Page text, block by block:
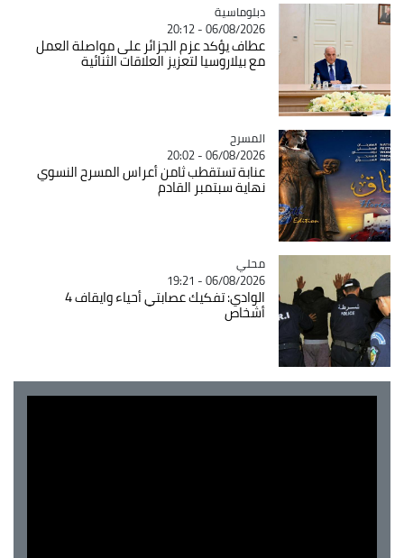
Catégorie
دبلوماسية
06/08/2026 - 20:12
عطاف يؤكد عزم الجزائر على مواصلة العمل
مع بيلاروسيا لتعزيز العلاقات الثنائية
Catégorie
المسرح
06/08/2026 - 20:02
عنابة تستقطب ثامن أعراس المسرح النسوي
نهاية سبتمبر القادم
Catégorie
محلي
06/08/2026 - 19:21
الوادي: تفكيك عصابتي أحياء وايقاف 4
أشخاص